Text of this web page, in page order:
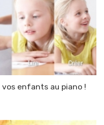
vos enfants au piano !